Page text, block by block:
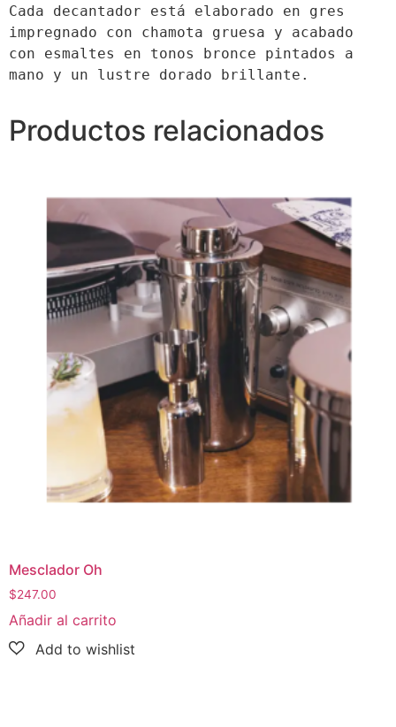
Cada decantador está elaborado en gres
impregnado con chamota gruesa y acabado
con esmaltes en tonos bronce pintados a
mano y un lustre dorado brillante.
Productos relacionados
Mesclador Oh
$247.00
Añadir al carrito